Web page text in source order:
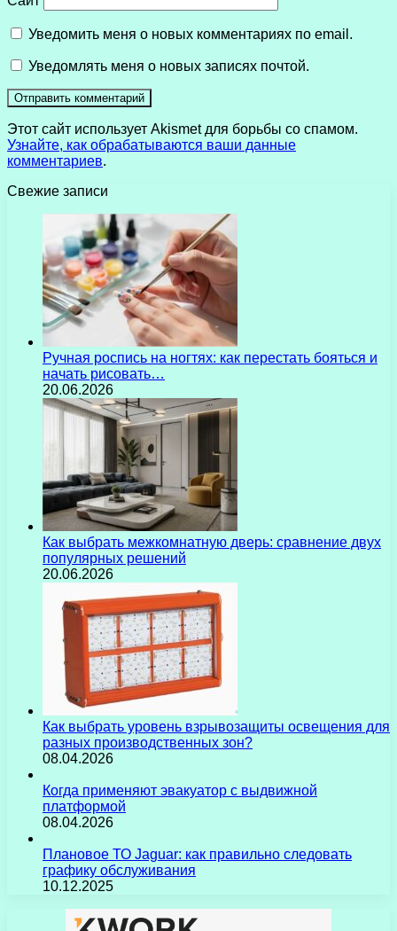
Уведомить меня о новых комментариях по email.
Уведомлять меня о новых записях почтой.
Этот сайт использует Akismet для борьбы со спамом.
Узнайте, как обрабатываются ваши данные
комментариев.
Свежие записи
Ручная роспись на ногтях: как перестать бояться и
начать рисовать…
20.06.2026
Как выбрать межкомнатную дверь: сравнение двух
популярных решений
20.06.2026
Как выбрать уровень взрывозащиты освещения для
разных производственных зон?
08.04.2026
Когда применяют эвакуатор с выдвижной
платформой
08.04.2026
Плановое ТО Jaguar: как правильно следовать
графику обслуживания
10.12.2025